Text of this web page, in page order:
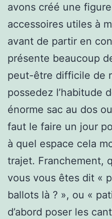
avons créé une
accessoires utiles à
avant de partir en
présente beaucoup
peut-être difficile de
possedez l’habitude
énorme sac au dos
faut le faire un jour
à quel espace cela
trajet. Franchement,
vous vous êtes dit «
ballots là ? », ou «
d’abord poser les